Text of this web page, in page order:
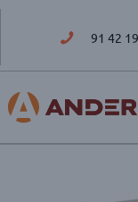
91 42